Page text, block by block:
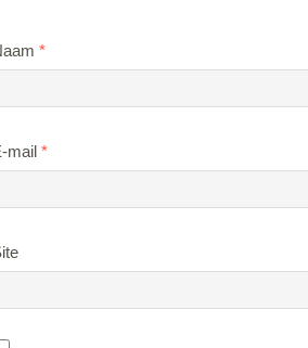
*
mail *